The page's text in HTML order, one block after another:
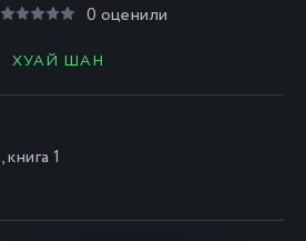
0 оценили
ХУАЙ ШАН
, книга 1